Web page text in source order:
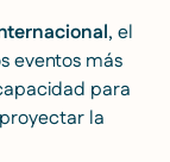
, el
eventos más
para
la